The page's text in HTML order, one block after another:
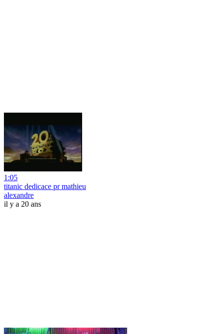
1:05
titanic dedicace pr mathieu
alexandre
il y a 20 ans